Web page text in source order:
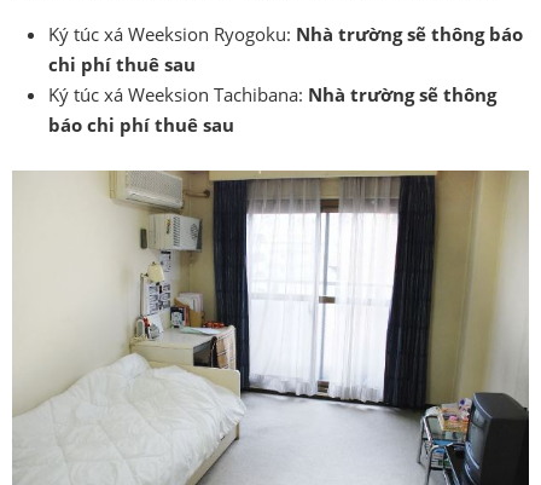
Ký túc xá Weeksion Ryogoku: Nhà trường sẽ thông báo
chi phí thuê sau
Ký túc xá Weeksion Tachibana: Nhà trường sẽ thông
báo chi phí thuê sau